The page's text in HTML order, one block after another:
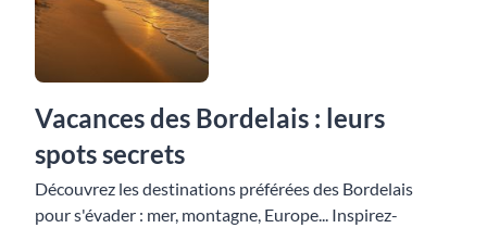
Vacances des Bordelais : leurs
spots secrets
Découvrez les destinations préférées des Bordelais
pour s'évader : mer, montagne, Europe... Inspirez-